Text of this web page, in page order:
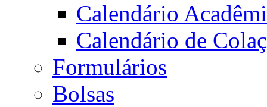
Calendário
Calendário de
Formulários
Bolsas